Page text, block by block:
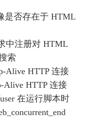
是否存在于 HTML
中注册对 HTML
索
Alive HTTP 连接
Alive HTTP 连接
在运行脚本时